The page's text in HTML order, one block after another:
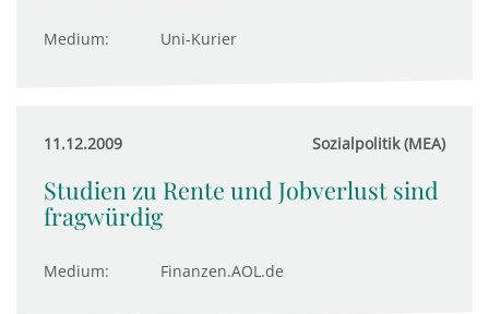
Medium: Uni-Kurier
11.12.2009 Sozialpolitik (MEA)
Studien zu Rente und Jobverlust sind
fragwürdig
Medium: Finanzen.AOL.de